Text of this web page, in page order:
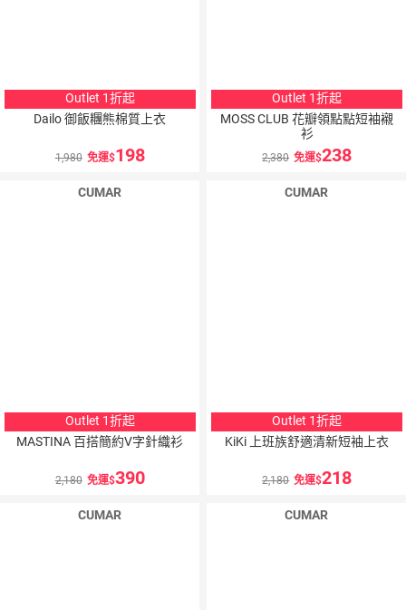
Outlet 1折起
Dailo 御飯糰熊棉質上衣
1,980 免運 198
Outlet 1折起
MOSS CLUB 花瓣領點點短袖襯
衫
2,380 免運 238
CUMAR
Outlet 1折起
MASTINA 百搭簡約V字針織衫
2,180 免運 390
CUMAR
Outlet 1折起
KiKi 上班族舒適清新短袖上衣
2,180 免運 218
CUMAR CUMAR